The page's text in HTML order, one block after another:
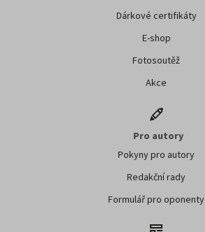
Dárkové certifikáty
E-shop
Fotosoutěž
Akce
Pro autory
Pokyny pro autory
Redakční rady
Formulář pro oponenty